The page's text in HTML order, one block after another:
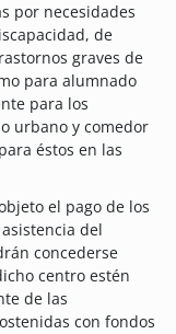
por necesidades
de
graves de
para alumnado
para los
urbano y comedor
éstos en las
el pago de los
del
concederse
centro estén
de las
con fondos